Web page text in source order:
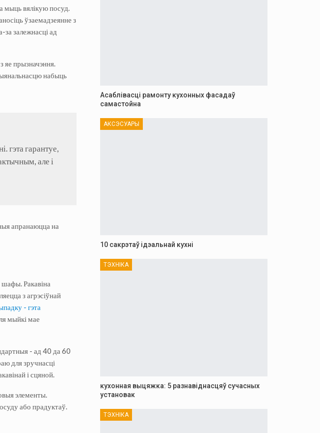
мыць вялікую посуд.
ўзаемадзеянне з
залежнасці ад
яе прызначэння.
набыць
гэта гарантуе,
але і
апранаюцца на
шафы. Ракавіна
з агрэсіўнай
- гэта
мыйкі мае
- ад 40 да 60
для зручнасці
і сцяной.
элементы.
або прадуктаў.
Асаблівасці рамонту кухонных фасадаў
самастойна
АКСЭСУАРЫ
10 сакрэтаў ідэальнай кухні
ТЭХНІКА
кухонная выцяжка: 5 разнавіднасцяў сучасных
установак
ТЭХНІКА